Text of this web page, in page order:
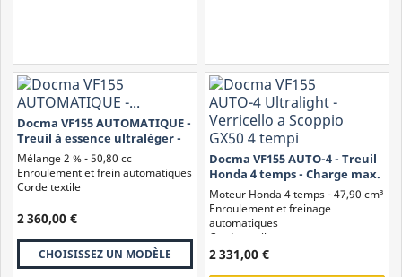
Docma VF155 AUTOMATIQUE -
Treuil à essence ultraléger -
Charge maximale 2970 kg
Mélange 2 % - 50,80 cc
Enroulement et frein automatiques
Corde textile
2 360,00 €
CHOISISSEZ UN MODÈLE
Docma VF155 AUTO-4 - Treuil
Honda 4 temps - Charge max.
2520 kg
Moteur Honda 4 temps - 47,90 cm³
Enroulement et freinage
automatiques
Corde textile
2 331,00 €